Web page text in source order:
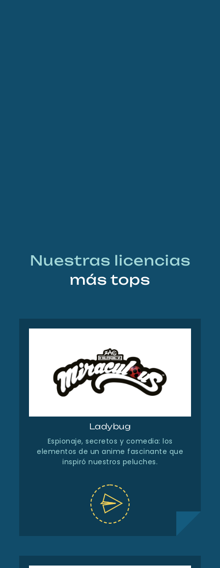
Nuestras licencias
más tops
Ladybug
Espionaje, secretos y comedia: los
elementos de un anime fascinante que
inspiró nuestros peluches.